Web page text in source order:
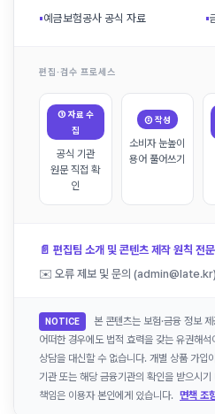
▪예금보험공사 공식 자료 ▪
편집·검수 프로세스
① 자료 수
집
공식 기관
원문 직접 확
인
② 작성
소비자 눈높이
용어 풀어쓰기
📄 편집팀 소개 및 콘텐츠 제작 원칙 전
✉️ 오류 제보 및 문의 (admin@late.kr)
NOTICE
본 콘텐츠는 보험·금융 정보
어떠한 경우에도 법적 효력을 갖는 유권해
상담을 대신할 수 없습니다. 개별 상품 가입
기관 또는 해당 금융기관의 확인을 받으시
책임은 이용자 본인에게 있습니다. 면책 조